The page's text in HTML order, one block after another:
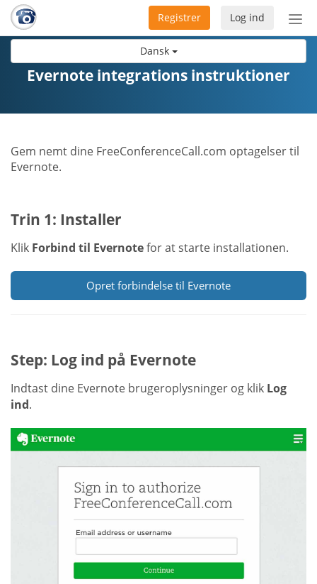
Dansk
Slå
Log ind
Registrer
Evernote integrations instruktioner
Gem nemt dine FreeConferenceCall.com optagelser til
Evernote.
Trin 1: Installer
Klik Forbind til Evernotefor at starte installationen.
Opret forbindelse til Evernote
Step: Log ind på Evernote
Indtast dine Evernote brugeroplysninger og klik Log
ind.